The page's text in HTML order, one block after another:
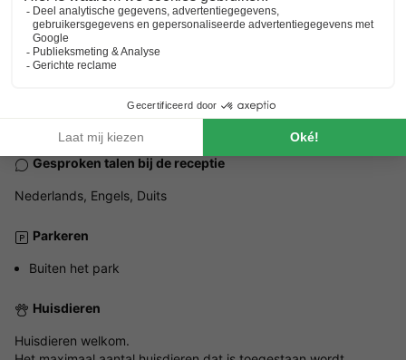
Openingstijden en seizoensduur
Het gehele jaar
Het gehele jaar, elke dag, open van 09:00 tot 17:00
Gesproken talen bij de receptie
Nederlands, Engels, Duits
Parkeren
Buiten het park
Huisdieren
Huisdieren welkom.